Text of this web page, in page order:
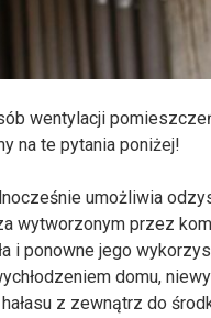
wentylacji
na te pytania poniżej!
umożliwia
wytworzonym przez
i ponowne jego
domu,
z zewnątrz do